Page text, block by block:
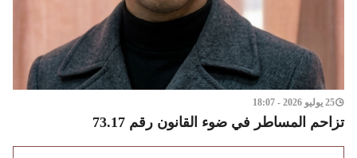
25 يوليو 2026 - 18:07
تزاحم المساطر في ضوء القانون رقم 73.17